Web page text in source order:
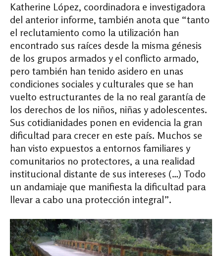
Katherine López, coordinadora e investigadora
del anterior informe, también anota que “tanto
el reclutamiento como la utilización han
encontrado sus raíces desde la misma génesis
de los grupos armados y el conflicto armado,
pero también han tenido asidero en unas
condiciones sociales y culturales que se han
vuelto estructurantes de la no real garantía de
los derechos de los niños, niñas y adolescentes.
Sus cotidianidades ponen en evidencia la gran
dificultad para crecer en este país. Muchos se
han visto expuestos a entornos familiares y
comunitarios no protectores, a una realidad
institucional distante de sus intereses (…) Todo
un andamiaje que manifiesta la dificultad para
llevar a cabo una protección integral”.